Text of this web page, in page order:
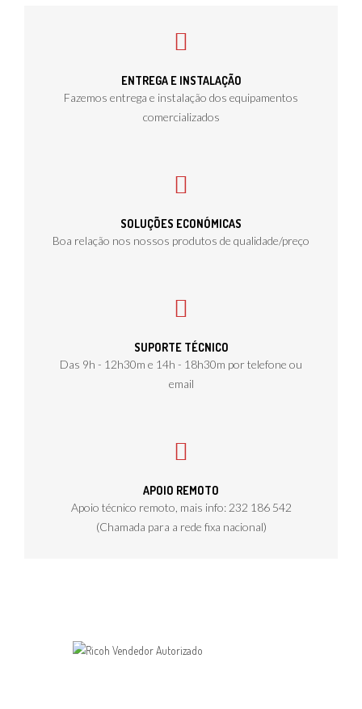
ENTREGA E INSTALAÇÃO
Fazemos entrega e instalação dos equipamentos
comercializados
SOLUÇÕES ECONÓMICAS
Boa relação nos nossos produtos de qualidade/preço
SUPORTE TÉCNICO
Das 9h - 12h30m e 14h - 18h30m por telefone ou
email
APOIO REMOTO
Apoio técnico remoto, mais info: 232 186 542
(Chamada para a rede fixa nacional)